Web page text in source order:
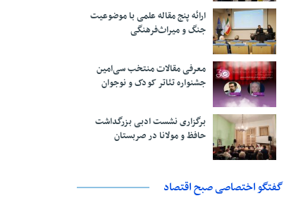
ارائه پنج مقاله علمی با موضوعیت
جنگ و میراث‌فرهنگی
معرفی مقالات منتخب سی‌امین
جشنواره تئاتر کودک و نوجوان
برگزاری نشست ادبی بزرگداشت
حافظ و مولانا در صربستان
گفتگو اختصاصی صبح اقتصاد